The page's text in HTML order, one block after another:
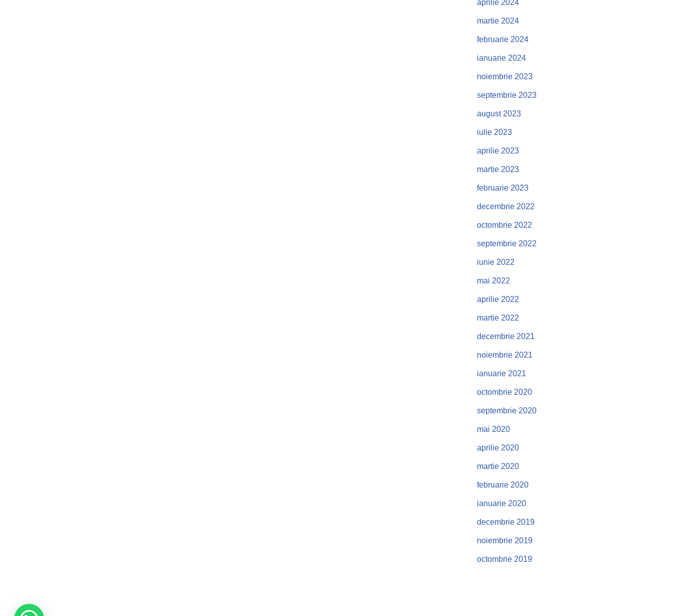
aprilie 2024
martie 2024
februarie 2024
ianuarie 2024
noiembrie 2023
septembrie 2023
august 2023
iulie 2023
aprilie 2023
martie 2023
februarie 2023
decembrie 2022
octombrie 2022
septembrie 2022
iunie 2022
mai 2022
aprilie 2022
martie 2022
decembrie 2021
noiembrie 2021
ianuarie 2021
octombrie 2020
septembrie 2020
mai 2020
aprilie 2020
martie 2020
februarie 2020
ianuarie 2020
decembrie 2019
noiembrie 2019
octombrie 2019